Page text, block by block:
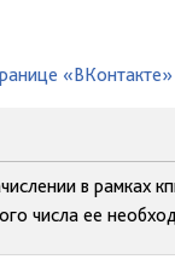
«ВКонтакте»
в рамках
числа ее